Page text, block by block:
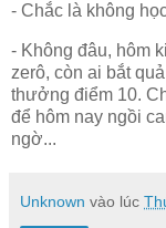
- Chắc là không
- Không đâu, hôm
zerô, còn ai bắt
thưởng điểm 10.
để hôm nay ngồi
ngờ...
Unknown vào lúc